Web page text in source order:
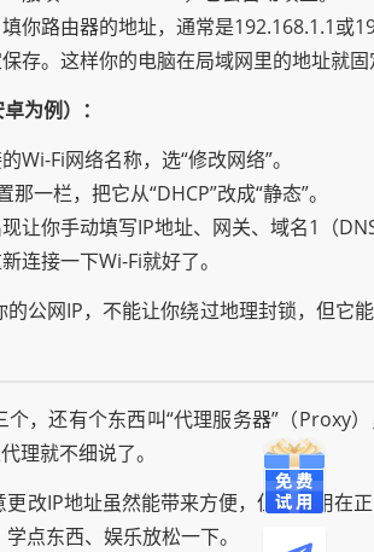
你路由器的地址，通常是192.168.1.1或
存。这样你的电脑在局域网里的地址就
为例）：
Wi-Fi网络名称，选“修改网络”。
那一栏，把它从“DHCP”改成“静态”。
让你手动填写IP地址、网关、域名1（
连接一下Wi-Fi就好了。
公网IP，不能让你绕过地理封锁，但它
个，还有个东西叫“代理服务器”（
理就不细说了。
改IP地址虽然能带来方便，但也要用在
点东西、娱乐放松一下。